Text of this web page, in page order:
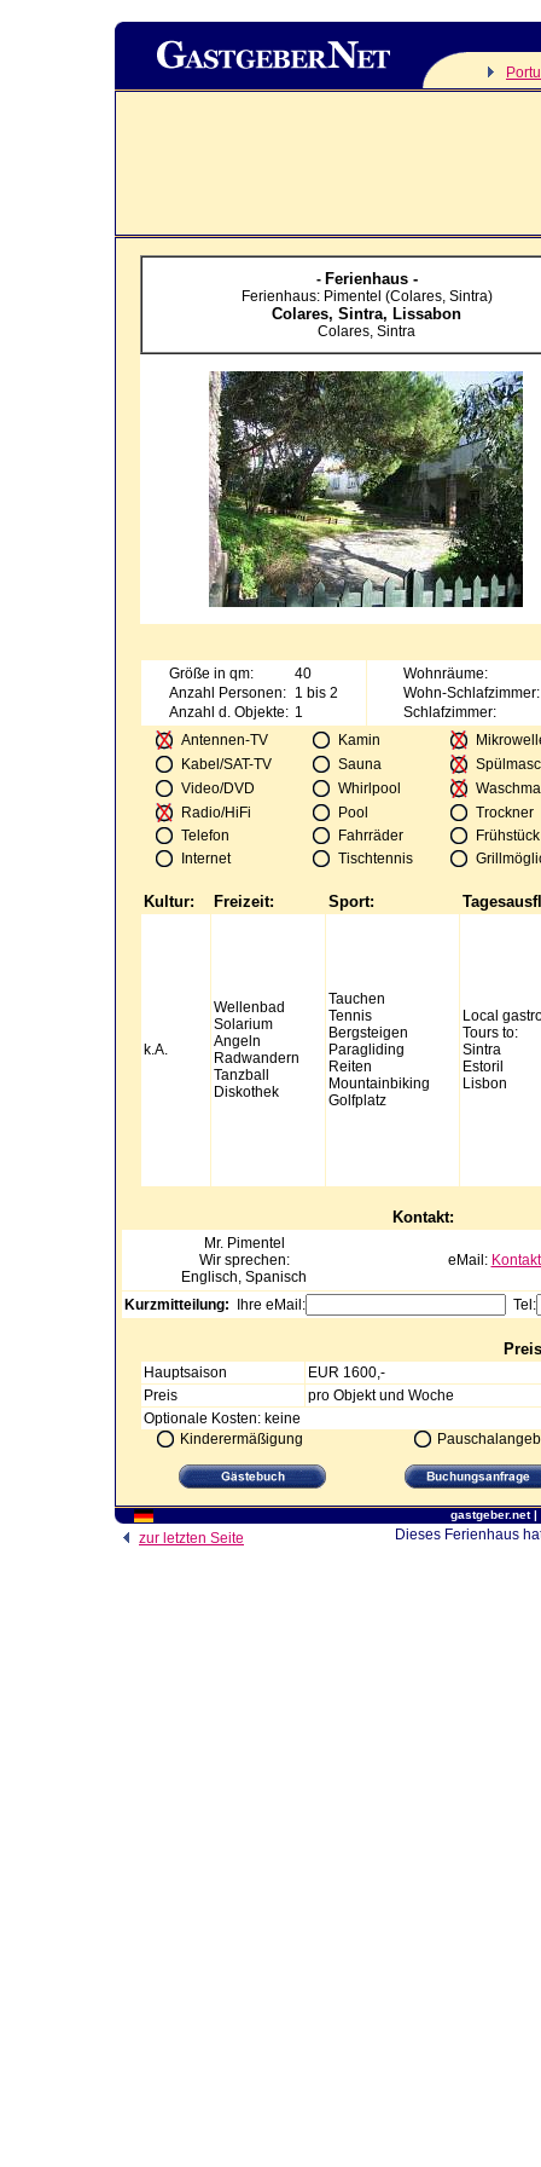
- Ferienhaus -
Ferienhaus: Pimentel (Colares, Sintra)
Colares, Sintra, Lissabon
Colares, Sintra
Größe in qm:
40
Anzahl Personen:
1 bis 2
Anzahl d. Objekte: 1
Wohnräume:
Wohn-Schlafzimmer:
Schlafzimmer:
Antennen-TV
Kamin
Kabel/SAT-TV
Sauna
Video/DVD
Whirlpool
Radio/HiFi
Pool
Trockner
Telefon
Fahrräder
Internet
Tischtennis
Kultur: Freizeit: Sport:
k.A.
Wellenbad
Solarium
Angeln
Radwandern
Tanzball
Diskothek
Tauchen
Tennis
Bergsteigen
Paragliding
Reiten
Mountainbiking
Golfplatz
Local
Tours to:
Sintra
Estoril
Lisbon
Kontakt:
Mr. Pimentel
Wir sprechen:
Englisch, Spanisch
eMail:
Kurzmitteilung: Ihre eMail: Tel:
Hauptsaison
EUR 1600,-
Preis
pro Objekt und Woche
Optionale Kosten: keine
Kinderermäßigung
gastgeber.net|
zur letzten Seite Dieses Ferienhaus